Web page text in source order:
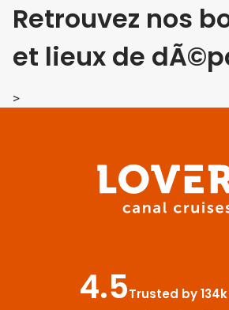
Retrouvez nos
et lieux de
>
4.5Trusted by